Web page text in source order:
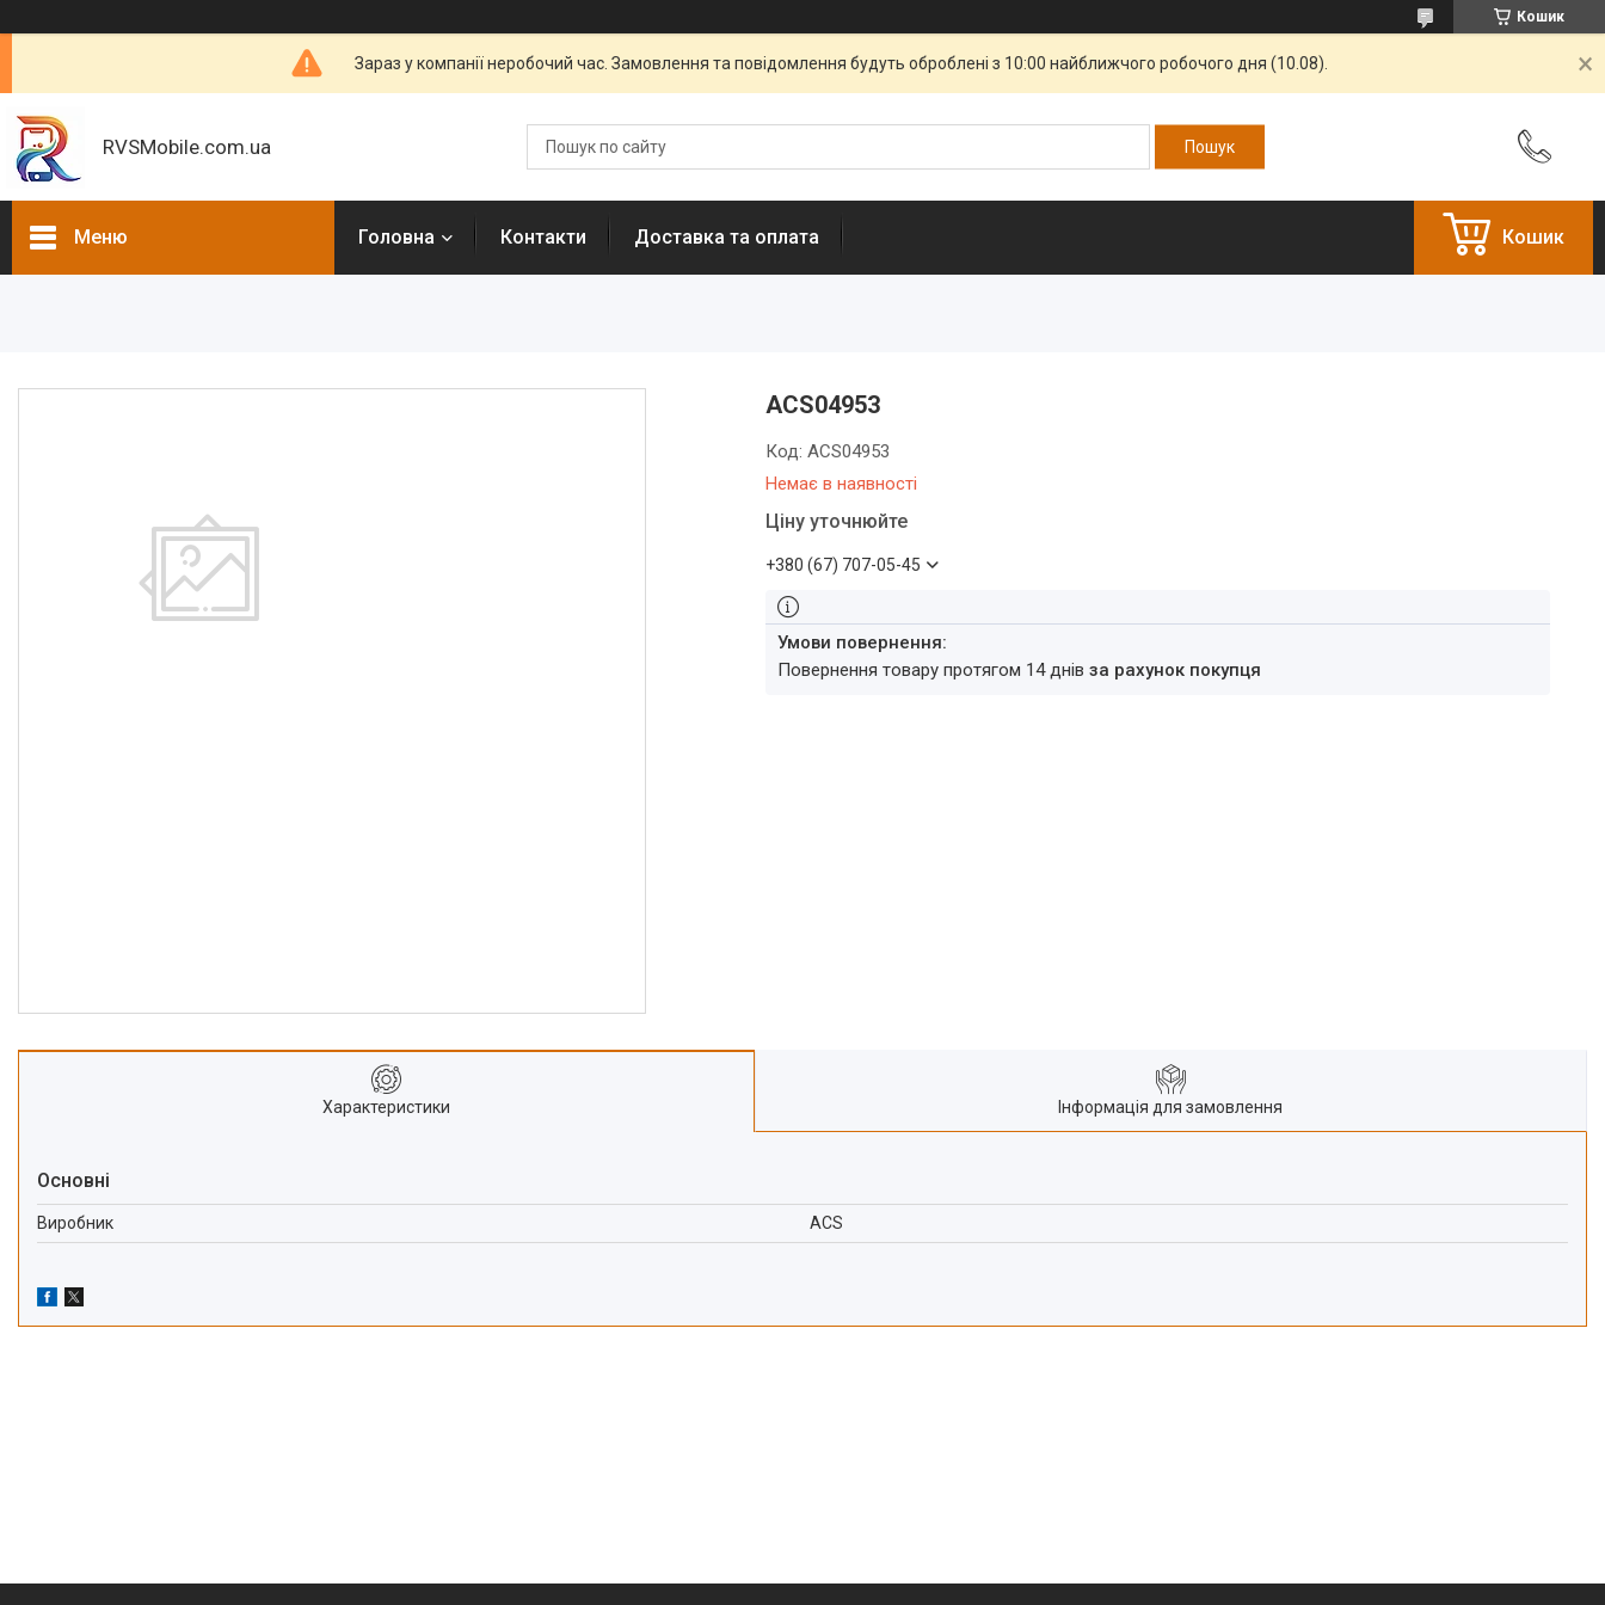
Кошик
Зараз у компанії неробочий час. Замовлення та повідомлення будуть оброблені з 10:00 найближчого робочого дня (10.08).
RVSMobile.com.ua
Меню Головна Контакти Доставка та оплата Кошик
ACS04953
Немає в наявності
Код:ACS04953
Ціну уточнюйте
+380 (67) 707-05-45
повернення товару протягом 14 днівза рахунок покупця
Характеристики Інформація для замовлення
Основні
Виробник ACS